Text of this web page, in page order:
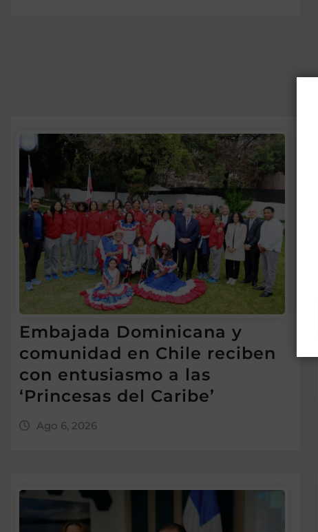
Embajada Dominicana y
comunidad en Chile reciben
con entusiasmo a las
‘Princesas del Caribe’
Ago 6, 2026